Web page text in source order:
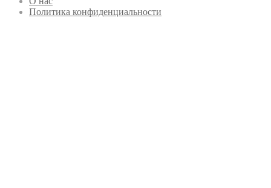
Политика конфиденциальности